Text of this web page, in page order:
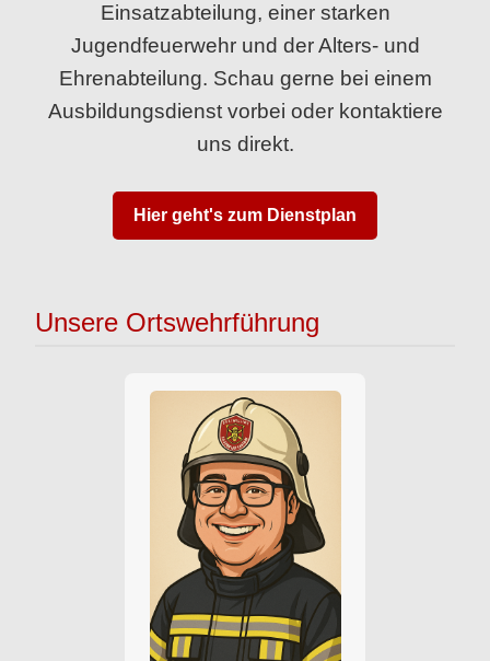
Einsatzabteilung, einer starken
Jugendfeuerwehr und der Alters- und
Ehrenabteilung. Schau gerne bei einem
Ausbildungsdienst vorbei oder kontaktiere
uns direkt.
Hier geht's zum Dienstplan
Unsere Ortswehrführung